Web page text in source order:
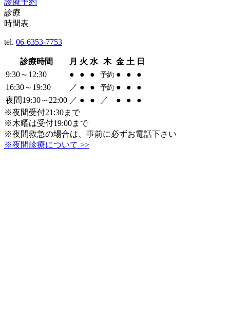
診療予約
診療
時間表
tel. 06-6353-7753
診療時間 月 火 水 木 金 土 日
9:30～12:30
● ● ● 予約 ● ●
●
16:30～19:30
／ ● ● 予約 ● ●
●
夜間19:30～22:00 ／ ● ● ／ ● ●
●
※夜間受付21:30まで
※木曜は受付19:00まで
※夜間救急の場合は、事前に必ずお電話下さい
※夜間診療について >>